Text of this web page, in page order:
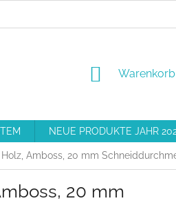
NEUE PRODUKTE JAHR
Amboss, 20 mm
20 mm